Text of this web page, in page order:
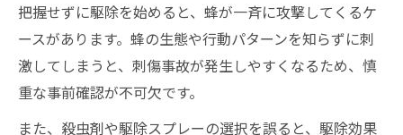
把握せずに駆除を始めると、蜂が一斉に攻撃してくるケ
ースがあります。蜂の生態や行動パターンを知らずに刺
激してしまうと、刺傷事故が発生しやすくなるため、慎
重な事前確認が不可欠です。
また、殺虫剤や駆除スプレーの選択を誤ると、駆除効果